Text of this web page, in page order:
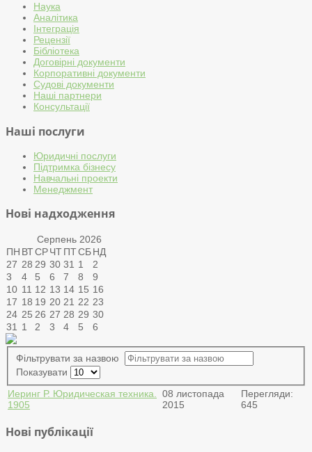
Наука
Аналітика
Інтеграція
Рецензії
Бібліотека
Договірні документи
Корпоративні документи
Судові документи
Наші партнери
Консультації
Наші послуги
Юридичні послуги
Підтримка бізнесу
Навчальні проекти
Менеджмент
Нові надходження
Серпень 2026
ПН ВТСРЧТПТСБНД
27 28 29 30 31 1
2
3
4 5 6 7 8
9
10 11 12 13 14 15 16
17 18 19 20 21 22 23
24 25 26 27 28 29 30
31
1 2 3 4 5 6
Фільтрувати за назвою
Показувати
Иеринг Р. Юридическая техника.
1905
08 листопада
2015
Перегляди:
645
Нові публікації